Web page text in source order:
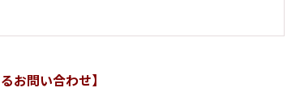
お問い合わせ】